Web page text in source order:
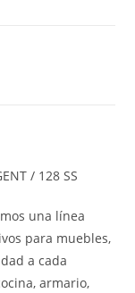
/ 128 SS
una línea
para muebles,
a cada
armario,